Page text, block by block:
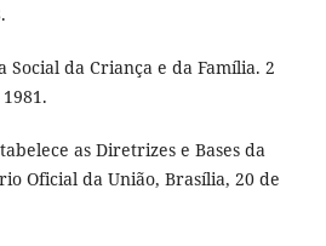
Social da Criança e da Família. 2
as Diretrizes e Bases da
Oficial da União, Brasília, 20 de